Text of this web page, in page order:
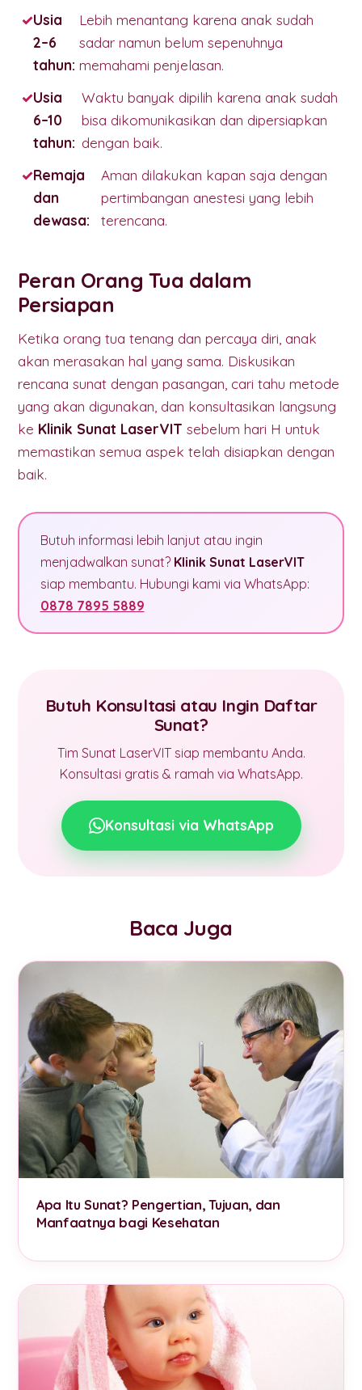
Usia
2–6
tahun:
Lebih menantang karena anak sudah
sadar namun belum sepenuhnya
memahami penjelasan.
Usia
6–10
tahun:
Waktu banyak dipilih karena anak sudah
bisa dikomunikasikan dan dipersiapkan
dengan baik.
Remaja
dan
dewasa:
Aman dilakukan kapan saja dengan
pertimbangan anestesi yang lebih
terencana.
Peran Orang Tua dalam
Persiapan
Ketika orang tua tenang dan percaya diri, anak
akan merasakan hal yang sama. Diskusikan
rencana sunat dengan pasangan, cari tahu metode
yang akan digunakan, dan konsultasikan langsung
ke Klinik Sunat LaserVIT sebelum hari H untuk
memastikan semua aspek telah disiapkan dengan
baik.
Butuh informasi lebih lanjut atau ingin
menjadwalkan sunat? Klinik Sunat LaserVIT
siap membantu. Hubungi kami via WhatsApp:
0878 7895 5889
Butuh Konsultasi atau Ingin Daftar
Sunat?
Tim Sunat LaserVIT siap membantu Anda.
Konsultasi gratis & ramah via WhatsApp.
Konsultasi via WhatsApp
Baca Juga
Apa Itu Sunat? Pengertian, Tujuan, dan
Manfaatnya bagi Kesehatan